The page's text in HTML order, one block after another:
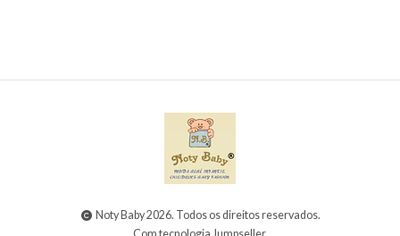
Noty Baby 2026. Todos os direitos reservados.